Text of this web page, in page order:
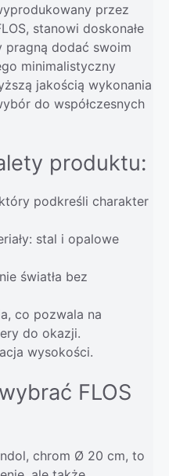
przez
stanowi doskonałe
dodać swoim
minimalistyczny
jakością wykonania
do współczesnych
produktu:
podkreśli charakter
stal i opalowe
światła bez
co pozwala na
do okazji.
wysokości.
FLOS
chrom Ø 20 cm, to